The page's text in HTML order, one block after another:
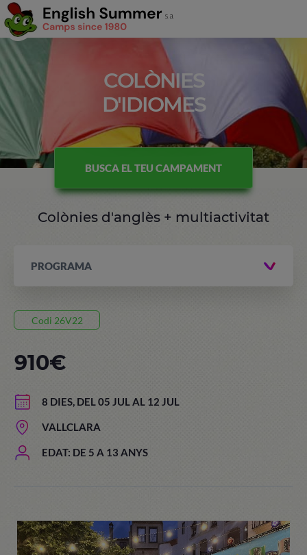
COLÒNIES
D'IDIOMES
BUSCA EL TEU CAMPAMENT
Colònies d'anglès + multiactivitat
PROGRAMA
Codi 26V22
8 DIES, DEL 05 JUL AL 12 JUL
VALLCLARA
EDAT: DE 5 A 13 ANYS
910€